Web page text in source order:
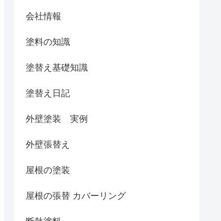
会社情報
塗料の知識
塗替え基礎知識
塗替え日記
外壁塗装 実例
外壁張替え
屋根の塗装
屋根の張替 カバーリング